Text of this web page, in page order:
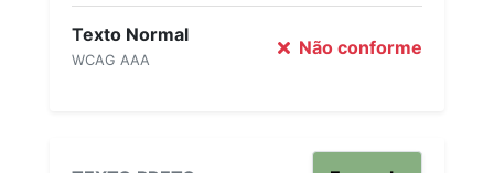
Texto Normal
WCAG AAA
Não conforme